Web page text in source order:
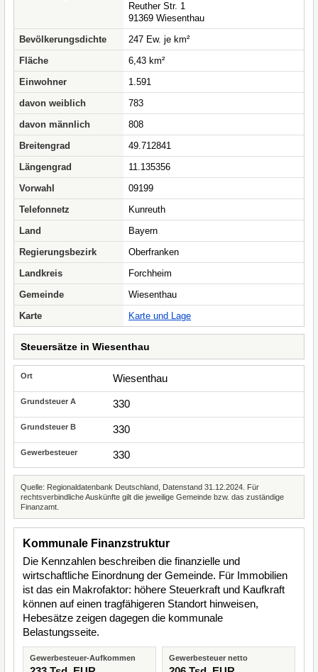
Reuther Str. 1
91369 Wiesenthau
Bevölkerungsdichte
247 Ew. je km²
Fläche
6,43 km²
Einwohner
1.591
davon weiblich
783
davon männlich
808
Breitengrad
49.712841
Längengrad
11.135356
Vorwahl
09199
Telefonnetz
Kunreuth
Land
Bayern
Regierungsbezirk
Oberfranken
Landkreis
Forchheim
Gemeinde
Wiesenthau
Karte
Karte und Lage
Steuersätze in Wiesenthau
Wiesenthau
330
330
330
Quelle: Regionaldatenbank Deutschland, Datenstand 31.12.2024. Für
rechtsverbindliche Auskünfte gilt die jeweilige Gemeinde bzw. das zuständige
Finanzamt.
Kommunale Finanzstruktur
Die Kennzahlen beschreiben die finanzielle und
wirtschaftliche Einordnung der Gemeinde. Für Immobilien
ist das ein Makrofaktor: höhere Steuerkraft und Kaufkraft
können auf einen tragfähigeren Standort hinweisen,
Hebesätze zeigen dagegen die kommunale
Belastungsseite.
Gewerbesteuer-Aufkommen Gewerbesteuer netto